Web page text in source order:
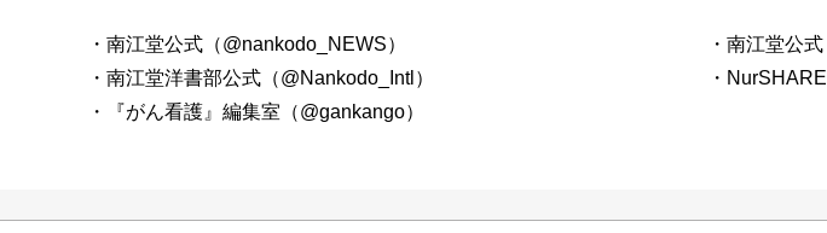
・南江堂公式（@nankodo_NEWS）
・南江堂洋書部公式（@Nankodo_Intl）
・『がん看護』編集室（@gankango）
・南江堂公式
・NurSHARE